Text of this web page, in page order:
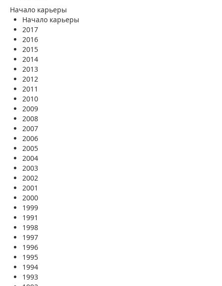
Начало карьеры
Начало карьеры
2017
2016
2015
2014
2013
2012
2011
2010
2009
2008
2007
2006
2005
2004
2003
2002
2001
2000
1999
1991
1998
1997
1996
1995
1994
1993